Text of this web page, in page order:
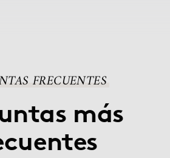
FRECUENTES
más